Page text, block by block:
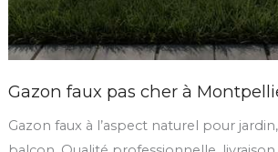
Gazon faux pas cher à
Gazon faux à l’aspect naturel pour